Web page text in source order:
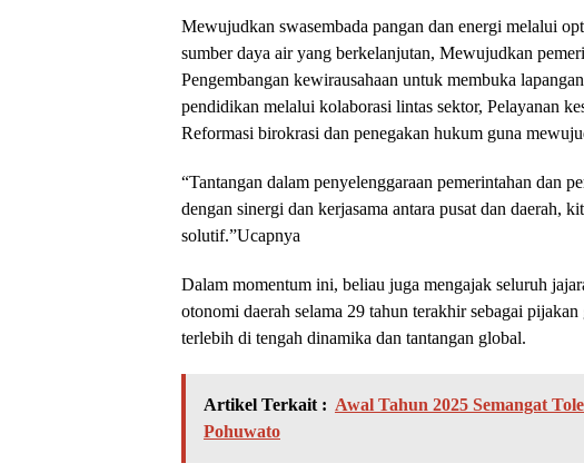
Mewujudkan swasembada pangan dan energi melalui
sumber daya air yang berkelanjutan, Mewujudkan
Pengembangan kewirausahaan untuk membuka
pendidikan melalui kolaborasi lintas sektor, Pelayanan
Reformasi birokrasi dan penegakan hukum guna
“Tantangan dalam penyelenggaraan pemerintahan dan
dengan sinergi dan kerjasama antara pusat dan daerah,
solutif.”Ucapnya
Dalam momentum ini, beliau juga mengajak seluruh
otonomi daerah selama 29 tahun terakhir sebagai
terlebih di tengah dinamika dan tantangan global.
Artikel Terkait : Awal Tahun 2025 Semangat
Pohuwato